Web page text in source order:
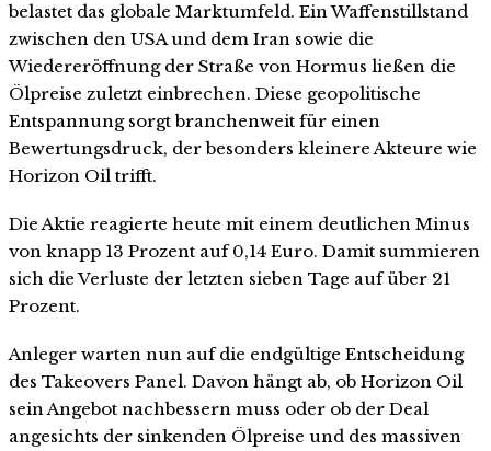
belastet das globale Marktumfeld. Ein Waffenstillstand
zwischen den USA und dem Iran sowie die
Wiedereröffnung der Straße von Hormus ließen die
Ölpreise zuletzt einbrechen. Diese geopolitische
Entspannung sorgt branchenweit für einen
Bewertungsdruck, der besonders kleinere Akteure wie
Horizon Oil trifft.
Die Aktie reagierte heute mit einem deutlichen Minus
von knapp 13 Prozent auf 0,14 Euro. Damit summieren
sich die Verluste der letzten sieben Tage auf über 21
Prozent.
Anleger warten nun auf die endgültige Entscheidung
des Takeovers Panel. Davon hängt ab, ob Horizon Oil
sein Angebot nachbessern muss oder ob der Deal
angesichts der sinkenden Ölpreise und des massiven